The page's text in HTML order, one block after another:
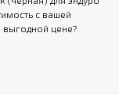
с вашей
выгодной цене?